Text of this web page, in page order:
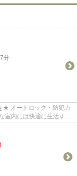
分
オートロック・防犯カ
室内には快適に生活する